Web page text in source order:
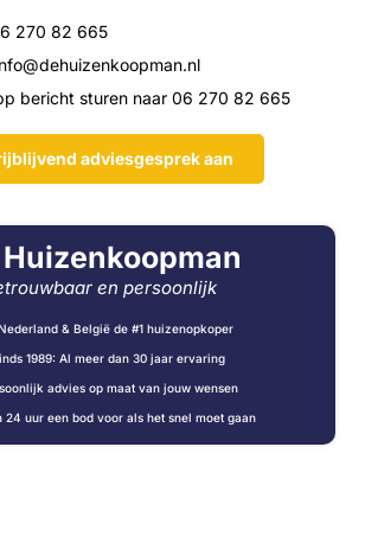
270 82 665
bericht sturen naar 06 270 82 665
adviesgesprek aan
Huizenkoopman
en persoonlijk
& België de #1 huizenopkoper
1989: Al meer dan 30 jaar ervaring
advies op maat van jouw wensen
24 uur een bod voor als het snel moet gaan